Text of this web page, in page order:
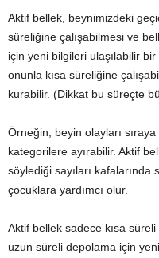
Aktif bellek, beynimizdeki
süreliğine çalışabilmesi ve
için yeni bilgileri ulaşılabilir
onunla kısa süreliğine
kurabilir. (Dikkat bu süreçte
Örneğin, beyin olayları
kategorilere ayırabilir. Aktif
söylediği sayıları
çocuklara yardımcı olur.
Aktif bellek sadece kısa
uzun süreli depolama için